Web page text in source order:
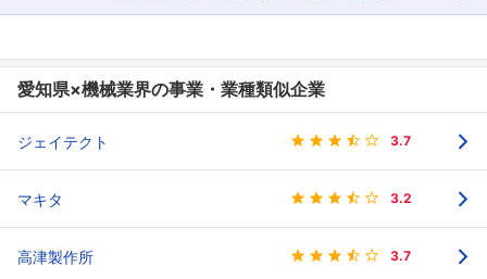
愛知県×機械業界の事業・業種類似企業
ジェイテクト 3.7
マキタ 3.2
高津製作所 3.7